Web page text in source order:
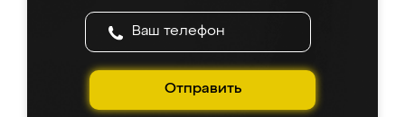
Отправить